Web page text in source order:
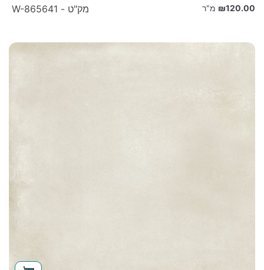
מק"ט - W-865641 ₪120.00 מ"ר